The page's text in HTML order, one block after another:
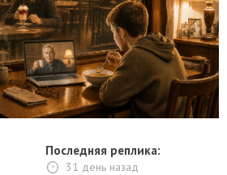
Последняя реплика:
31 день назад